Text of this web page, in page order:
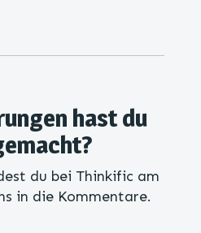
hast du
du bei Thinkific am
in die Kommentare.